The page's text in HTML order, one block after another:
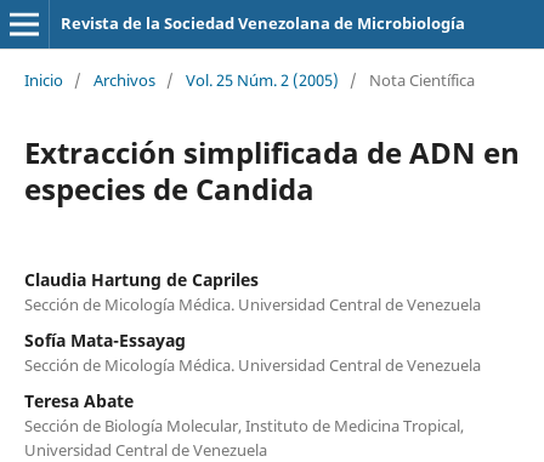
Revista de la Sociedad Venezolana de Microbiología
Inicio / Archivos / Vol. 25 Núm. 2 (2005) / Nota Científica
Extracción simplificada de ADN en
especies de Candida
Claudia Hartung de Capriles
Sección de Micología Médica. Universidad Central de Venezuela
Sofía Mata-Essayag
Sección de Micología Médica. Universidad Central de Venezuela
Teresa Abate
Sección de Biología Molecular, Instituto de Medicina Tropical,
Universidad Central de Venezuela